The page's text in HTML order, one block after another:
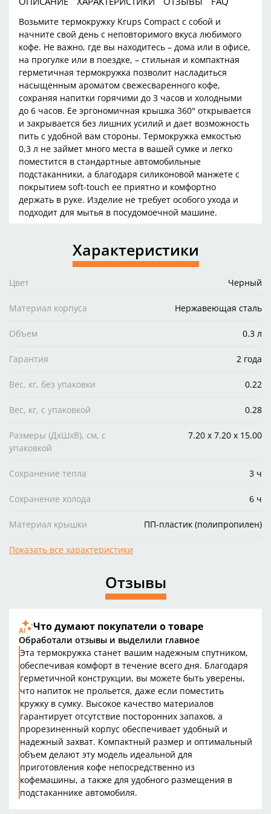
Возьмите термокружку Krups Compact с собой и
начните свой день с неповторимого вкуса любимого
кофе. Не важно, где вы находитесь – дома или в офисе,
на прогулке или в поездке, – стильная и компактная
герметичная термокружка позволит насладиться
насыщенным ароматом свежесваренного кофе,
сохраняя напитки горячими до 3 часов и холодными
до 6 часов. Ее эргономичная крышка 360° открывается
и закрывается без лишних усилий и дает возможность
пить с удобной вам стороны. Термокружка емкостью
0,3 л не займет много места в вашей сумке и легко
поместится в стандартные автомобильные
подстаканники, а благодаря силиконовой манжете с
покрытием soft-touch ее приятно и комфортно
держать в руке. Изделие не требует особого ухода и
подходит для мытья в посудомоечной машине.
Характеристики
Цвет Черный
Материал корпуса Нержавеющая сталь
Объем 0.3 л
Гарантия 2 года
Вес, кг, без упаковки 0.22
Вес, кг, с упаковкой 0.28
Размеры (ДxШxВ), см, с
упаковкой
7.20 x 7.20 x 15.00
Сохранение тепла 3 ч
Сохранение холода 6 ч
Материал крышки ПП-пластик (полипропилен)
Показать все характеристики
Отзывы
Что думают покупатели о товаре
Обработали отзывы и выделили главное
Эта термокружка станет вашим надежным спутником,
обеспечивая комфорт в течение всего дня. Благодаря
герметичной конструкции, вы можете быть уверены,
что напиток не прольется, даже если поместить
кружку в сумку. Высокое качество материалов
гарантирует отсутствие посторонних запахов, а
прорезиненный корпус обеспечивает удобный и
надежный захват. Компактный размер и оптимальный
объем делают эту модель идеальной для
приготовления кофе непосредственно из
кофемашины, а также для удобного размещения в
подстаканнике автомобиля.
25
раз в 2 недели
раз в 2 недели
8 800 302-02-51
plait.ru